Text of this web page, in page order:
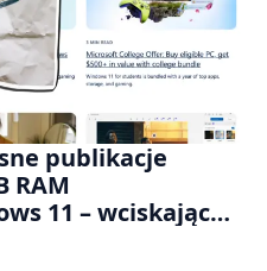
publikacje
RAM
11 – wciskając
z 8 GB RAM po